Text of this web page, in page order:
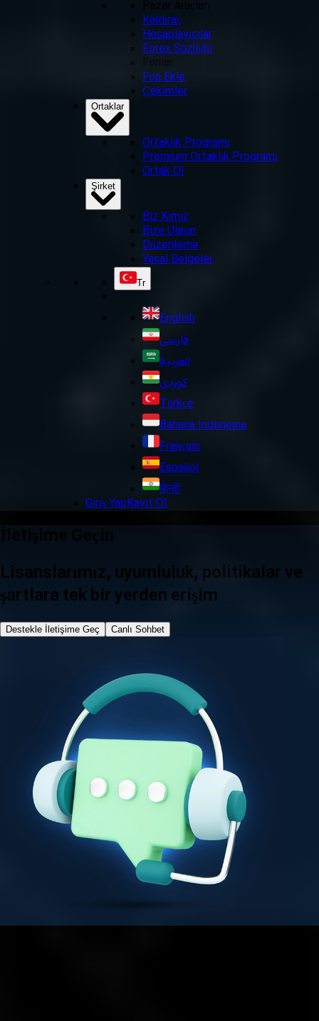
Kaldıraç
Hesaplayıcılar
Forex Sözlüğü
Fon Ekle
Çekimler
Ortaklar
Ortaklık Programı
Premium Ortaklık Programı
Ortak Ol
Şirket
Biz Kimiz
Bize Ulaşın
Düzenleme
Yasal Belgeler
Tr
English
فارسی
العربية
کوردی
Türkçe
Bahasa Indonesia
Français
Español
हिन्दी
Giriş YapKayıt Ol
Lisanslarımız, uyumluluk, politikalar ve
şartlara tek bir yerden erişim
Destekle İletişime Geç Canlı Sohbet